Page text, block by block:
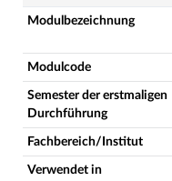
Modulbezeichnung
Modulcode
Semester der erstmaligen
Durchführung
Fachbereich/Institut
Verwendet in